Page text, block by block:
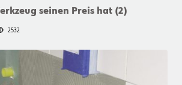
seinen Preis hat (2)
2532